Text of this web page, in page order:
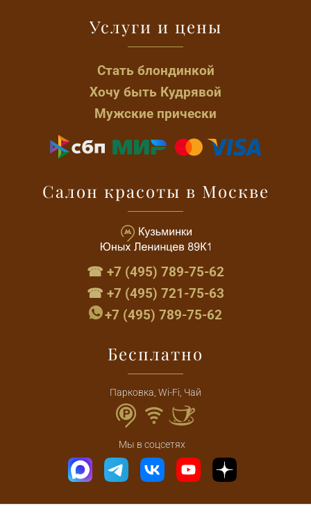
Услуги и цены
Стать блондинкой
Хочу быть Кудрявой
Мужские прически
Салон красоты в Москве
☎ +7 (495) 789-75-62
☎ +7 (495) 721-75-63
+7 (495) 789-75-62
Бесплатно
Парковка, Wi-Fi, Чай
Мы в соцсетях